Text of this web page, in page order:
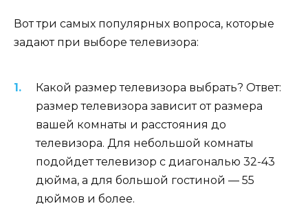
Вот три самых популярных вопроса, которые
задают при выборе телевизора:
Какой размер телевизора выбрать? Ответ:
размер телевизора зависит от размера
вашей комнаты и расстояния до
телевизора. Для небольшой комнаты
подойдет телевизор с диагональю 32-43
дюйма, а для большой гостиной — 55
дюймов и более.